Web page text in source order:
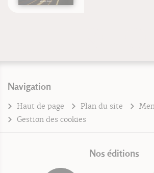
Navigation
Haut de page Plan du site
Gestion des cookies
Nos éditions